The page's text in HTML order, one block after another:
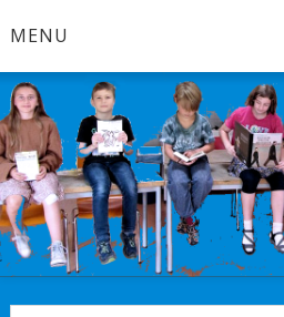
toMENU
Bücherkinder
Brandenburg an der Havel